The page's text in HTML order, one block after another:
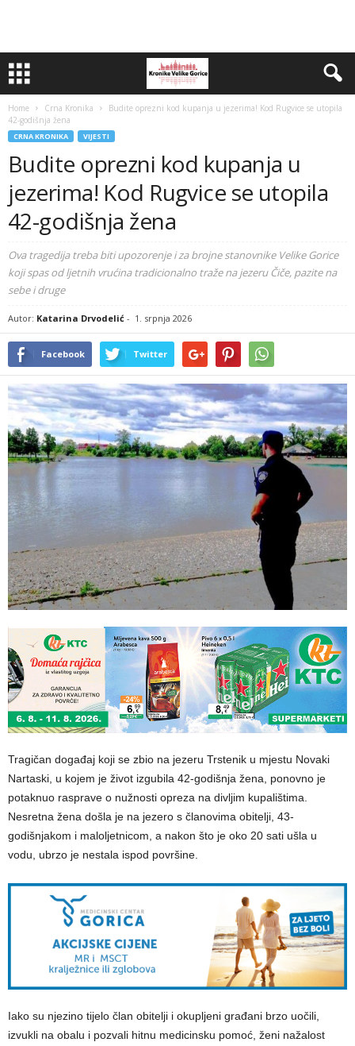
Home Crna Kronika
Budite oprezni kod kupanja u jezerima! Kod Rugvice se utopila
42-godišnja žena
CRNA KRONIKA VIJESTI
Budite oprezni kod kupanja u
jezerima! Kod Rugvice se utopila
42-godišnja žena
Ova tragedija treba biti upozorenje i za brojne stanovnike Velike Gorice
koji spas od ljetnih vrućina tradicionalno traže na jezeru Čiče, pazite na
sebe i druge
Autor: Katarina Drvodelić - 1. srpnja 2026
Facebook Twitter
Tragičan događaj koji se zbio na jezeru Trstenik u mjestu Novaki
Nartaski, u kojem je život izgubila 42-godišnja žena, ponovno je
potaknuo rasprave o nužnosti opreza na divljim kupalištima.
Nesretna žena došla je na jezero s članovima obitelji, 43-
godišnjakom i maloljetnicom, a nakon što je oko 20 sati ušla u
vodu, ubrzo je nestala ispod površine.
Iako su njezino tijelo član obitelji i okupljeni građani brzo uočili,
izvukli na obalu i pozvali hitnu medicinsku pomoć, ženi nažalost